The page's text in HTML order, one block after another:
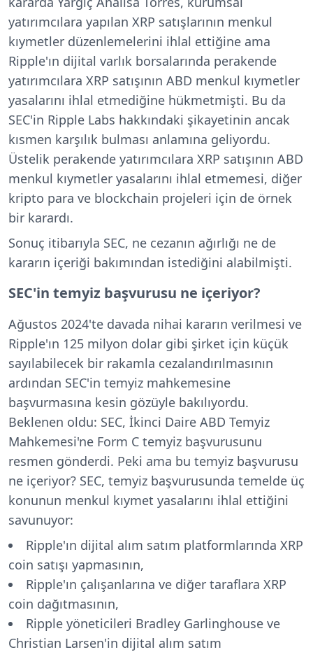
yatırımcılara yapılan XRP satışlarının menkul
kıymetler düzenlemelerini ihlal ettiğine ama
Ripple'ın dijital varlık borsalarında perakende
yatırımcılara XRP satışının ABD menkul kıymetler
yasalarını ihlal etmediğine hükmetmişti. Bu da
SEC'in Ripple Labs hakkındaki şikayetinin ancak
kısmen karşılık bulması anlamına geliyordu.
Üstelik perakende yatırımcılara XRP satışının ABD
menkul kıymetler yasalarını ihlal etmemesi, diğer
kripto para ve blockchain projeleri için de örnek
bir karardı.
Sonuç itibarıyla SEC, ne cezanın ağırlığı ne de
kararın içeriği bakımından istediğini alabilmişti.
SEC'in temyiz başvurusu ne içeriyor?
Ağustos 2024'te davada nihai kararın verilmesi ve
Ripple'ın 125 milyon dolar gibi şirket için küçük
sayılabilecek bir rakamla cezalandırılmasının
ardından SEC'in temyiz mahkemesine
başvurmasına kesin gözüyle bakılıyordu.
Beklenen oldu: SEC, İkinci Daire ABD Temyiz
Mahkemesi'ne Form C temyiz başvurusunu
resmen gönderdi. Peki ama bu temyiz başvurusu
ne içeriyor? SEC, temyiz başvurusunda temelde üç
konunun menkul kıymet yasalarını ihlal ettiğini
savunuyor:
Ripple'ın dijital alım satım platformlarında XRP
coin satışı yapmasının,
Ripple'ın çalışanlarına ve diğer taraflara XRP
coin dağıtmasının,
Ripple yöneticileri Bradley Garlinghouse ve
Christian Larsen'in dijital alım satım